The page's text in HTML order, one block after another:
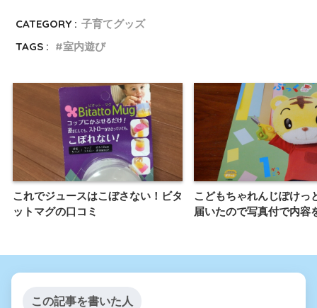
CATEGORY : 子育てグッズ
TAGS :
室内遊び
これでジュースはこぼさない！ビタ
ットマグの口コミ
こどもちゃれんじぽけっ
届いたので写真付で内容
この記事を書いた人